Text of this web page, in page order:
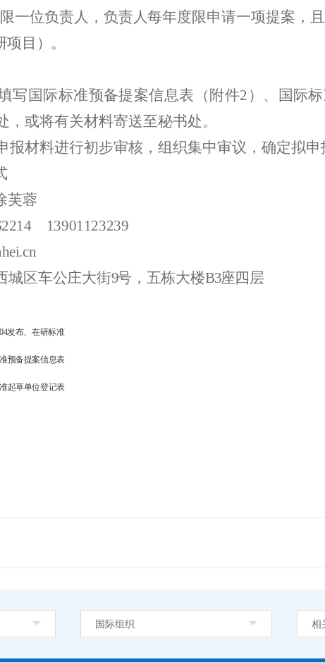
限一位负责人， 负责人每年度限申请一项提案 ，
目） 。
写 国际标准预备提案信息表（附件2 ） 、国际
，或将有关材料寄送至秘书处。
报材料进行初步审核， 组织集中审议，确定拟
芙蓉
13901123239
城区车公庄大街9号，五栋大楼B3座四层
发布、在研标准
预备提案信息表
起草单位登记表
国际组织 相